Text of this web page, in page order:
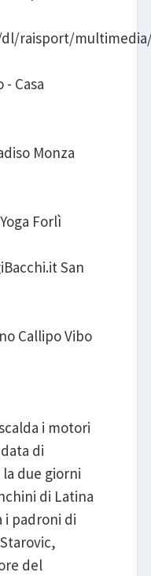
raisport/
Casa
Monza
Forlì
San
Callipo Vibo
i motori
di
la due giorni
di Latina
i padroni di
del